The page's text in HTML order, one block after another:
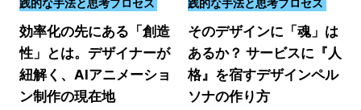
効率化の先にある「創造
性」とは。デザイナーが
紐解く、AIアニメーショ
ン制作の現在地
そのデザインに「魂」は
あるか？ サービスに『人
格』を宿すデザインペル
ソナの作り方